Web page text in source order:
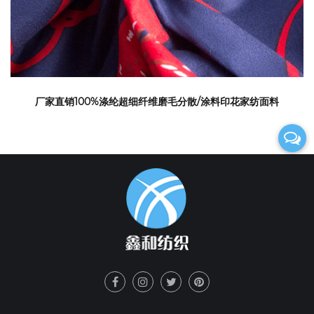
厂家直销100%涤纶超细纤维磨毛分散/涂料印花家纺面料